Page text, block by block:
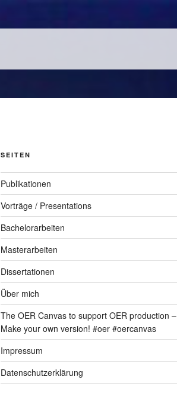
SEITEN
Publikationen
Vorträge / Presentations
Bachelorarbeiten
Masterarbeiten
Dissertationen
Über mich
The OER Canvas to support OER production –
Make your own version! #oer #oercanvas
Impressum
Datenschutzerklärung